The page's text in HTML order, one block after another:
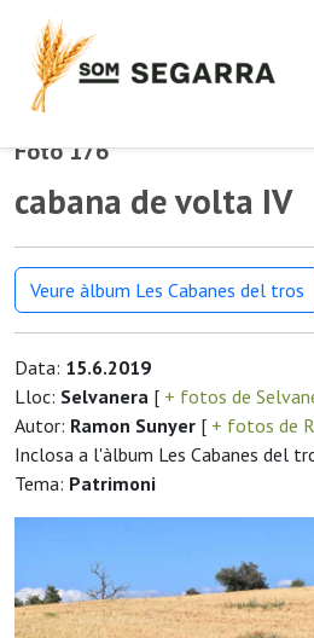
Foto 176
cabana de volta IV
Veure àlbum Les Cabanes del tros
Data: 15.6.2019
Lloc: Selvanera [ + fotos de
Autor: Ramon Sunyer [ + fotos de
Inclosa a l'àlbum Les Cabanes del
Tema: Patrimoni